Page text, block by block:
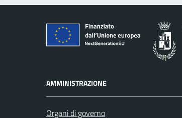
AMMINISTRAZIONE
Organi di governo